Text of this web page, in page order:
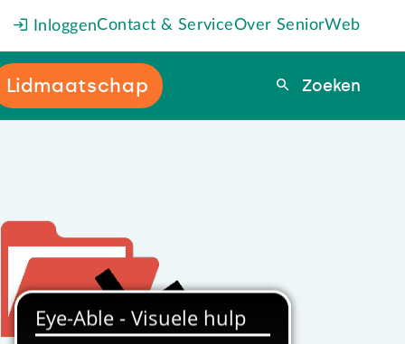
InloggenContact & ServiceOver SeniorWeb
Lidmaatschap Zoeken
Zoeken